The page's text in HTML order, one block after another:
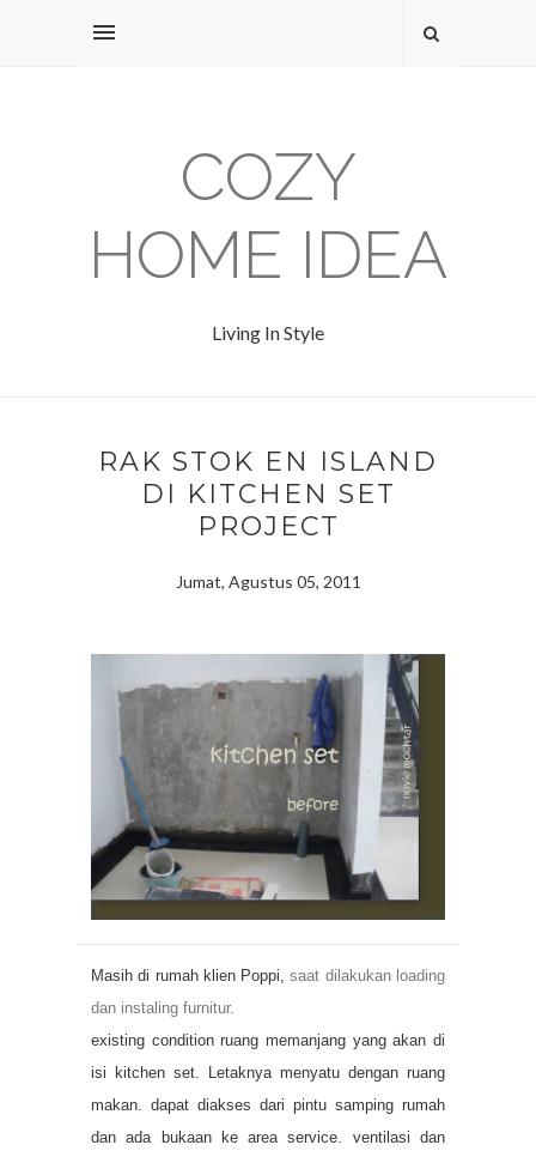
COZY
HOME IDEA
Living In Style
RAK STOK EN ISLAND
DI KITCHEN SET
PROJECT
Jumat, Agustus 05, 2011
Masih di rumah klien Poppi,saat dilakukan loading
dan instaling furnitur.
existing condition ruang memanjang yang akan di
isi kitchen set. Letaknya menyatu dengan ruang
makan. dapat diakses dari pintu samping rumah
dan ada bukaan ke area service. ventilasi dan